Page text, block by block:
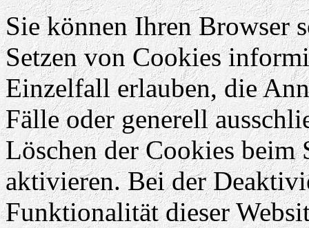
Sie können Ihren Browser
Setzen von Cookies
Einzelfall erlauben, die
Fälle oder generell
Löschen der Cookies beim
aktivieren. Bei der
Funktionalität dieser